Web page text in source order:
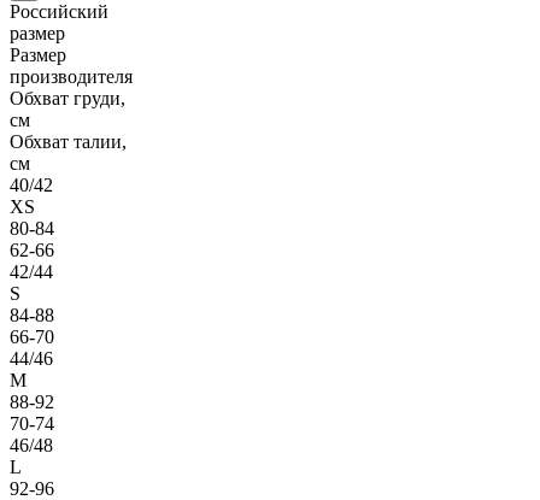
Российский
размер
Размер
производителя
Обхват груди,
см
Обхват талии,
см
40/42
XS
80-84
62-66
42/44
S
84-88
66-70
44/46
M
88-92
70-74
46/48
L
92-96